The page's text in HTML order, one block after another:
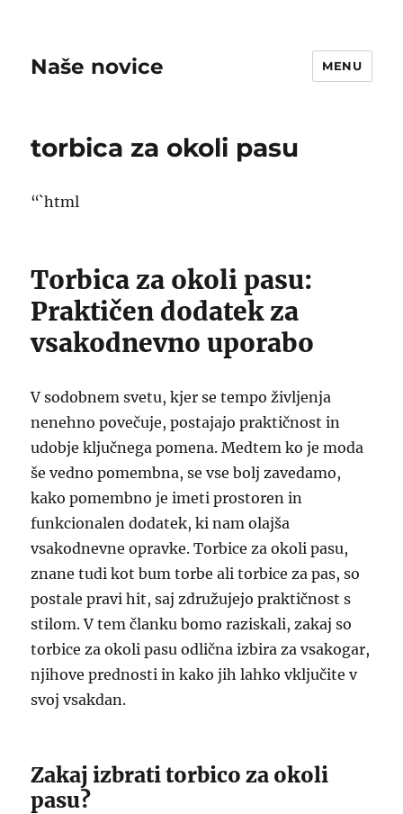
Naše novice MENU
torbica za okoli pasu
“`html
Torbica za okoli pasu:
Praktičen dodatek za
vsakodnevno uporabo
V sodobnem svetu, kjer se tempo življenja
nenehno povečuje, postajajo praktičnost in
udobje ključnega pomena. Medtem ko je moda
še vedno pomembna, se vse bolj zavedamo,
kako pomembno je imeti prostoren in
funkcionalen dodatek, ki nam olajša
vsakodnevne opravke. Torbice za okoli pasu,
znane tudi kot bum torbe ali torbice za pas, so
postale pravi hit, saj združujejo praktičnost s
stilom. V tem članku bomo raziskali, zakaj so
torbice za okoli pasu odlična izbira za vsakogar,
njihove prednosti in kako jih lahko vključite v
svoj vsakdan.
Zakaj izbrati torbico za okoli
pasu?